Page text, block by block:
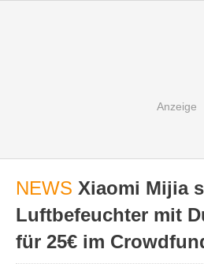
NEWS Xiaomi Mijia
Luftbefeuchter mit
für 25€ im